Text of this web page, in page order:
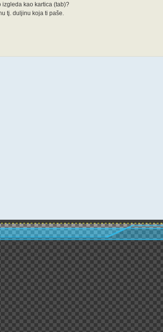
izgleda kao kartica (tab)?
tj. duljinu koja ti paše.